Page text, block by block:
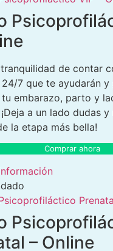
de contar
7 que te ayudarán y
embarazo, parto y
a un lado dudas
la etapa más bella!
Comprar ahora
– Online